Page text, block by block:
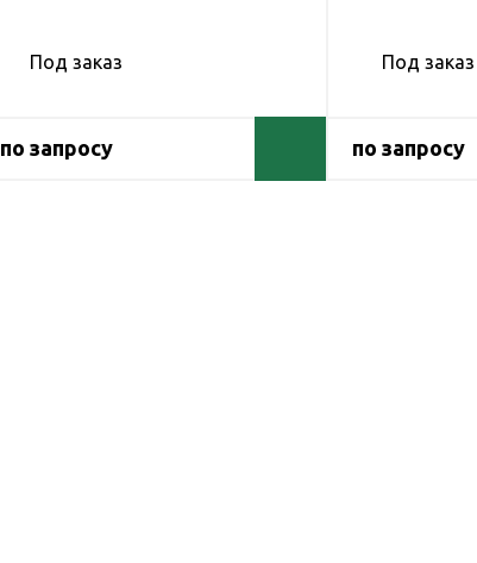
Под заказ
по запросу
Под заказ
по запросу